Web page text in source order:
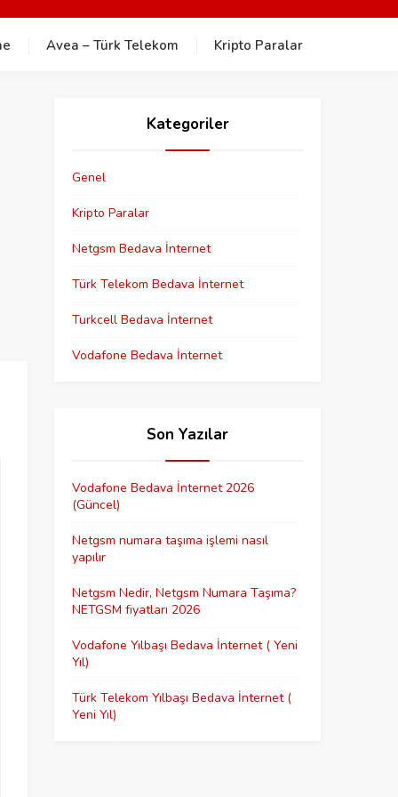
Avea – Türk Telekom Kripto Paralar
Kategoriler
Genel
Kripto Paralar
Netgsm Bedava İnternet
Türk Telekom Bedava İnternet
Turkcell Bedava İnternet
Vodafone Bedava İnternet
Son Yazılar
Vodafone Bedava İnternet 2026
(Güncel)
Netgsm numara taşıma işlemi nasıl
yapılır
Netgsm Nedir, Netgsm Numara Taşıma?
NETGSM fiyatları 2026
Vodafone Yılbaşı Bedava İnternet ( Yeni
Yıl)
Türk Telekom Yılbaşı Bedava İnternet (
Yeni Yıl)